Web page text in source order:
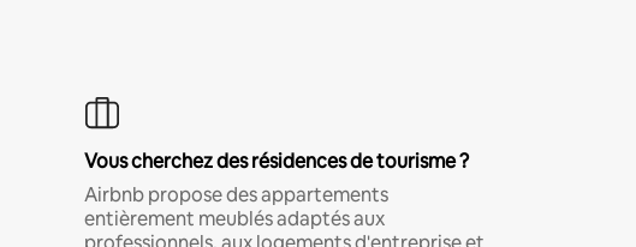
Vous cherchez des résidences de tourisme ?
Airbnb propose des appartements
entièrement meublés adaptés aux